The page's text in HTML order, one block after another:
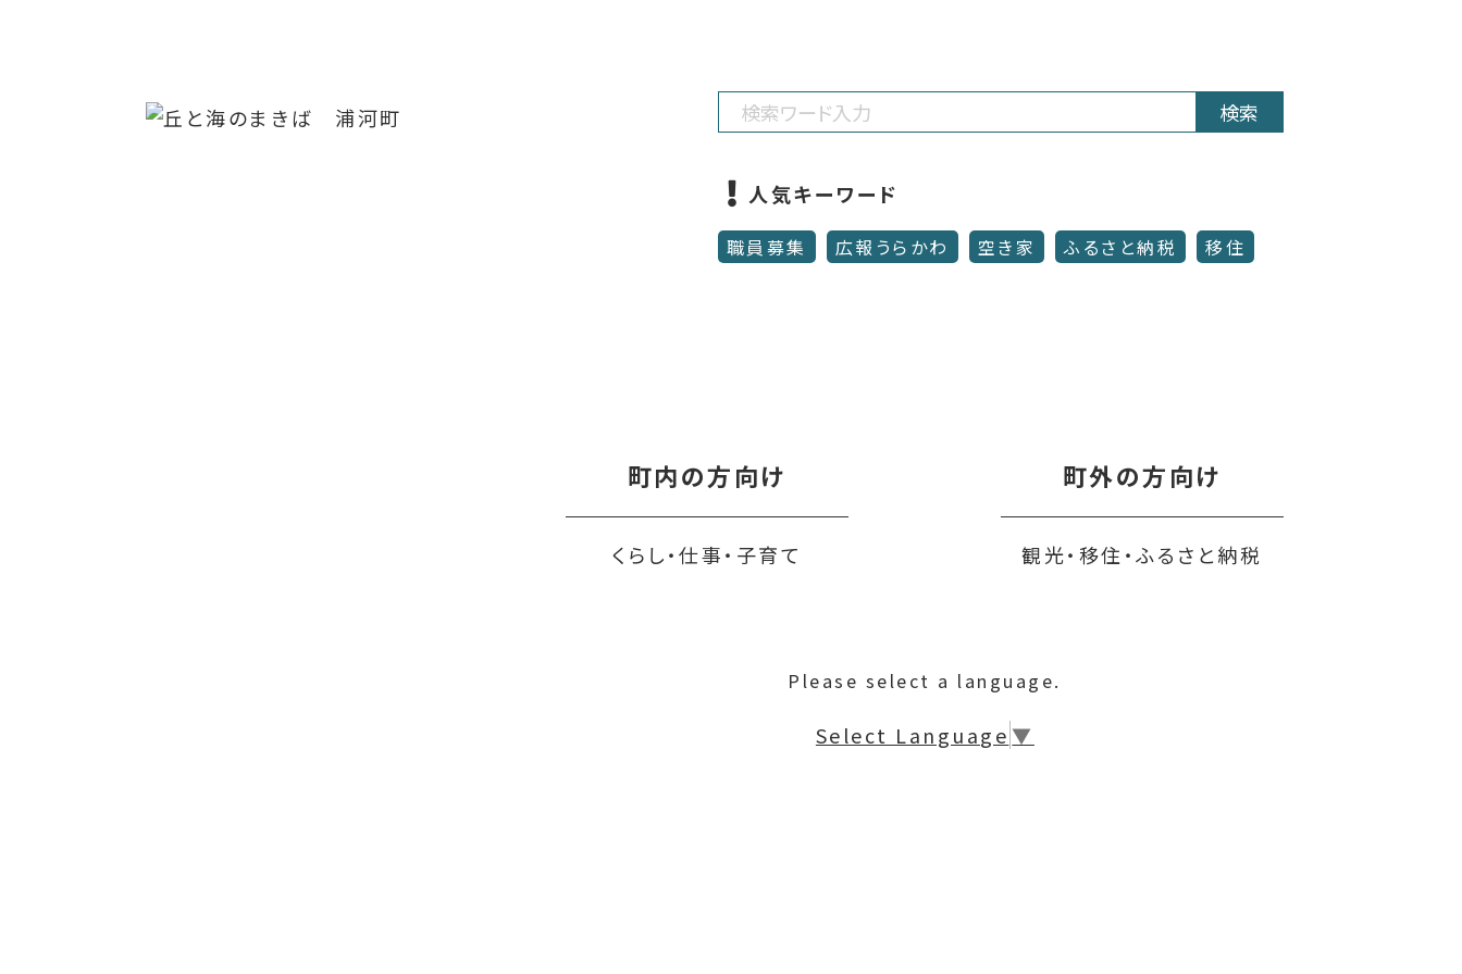
検索
人気キーワード
職員募集 広報うらかわ 空き家 ふるさと納税 移住
町内の方向け
くらし・仕事・子育て
町外の方向け
観光・移住・ふるさと納税
Please select a language.
Select Language ▼